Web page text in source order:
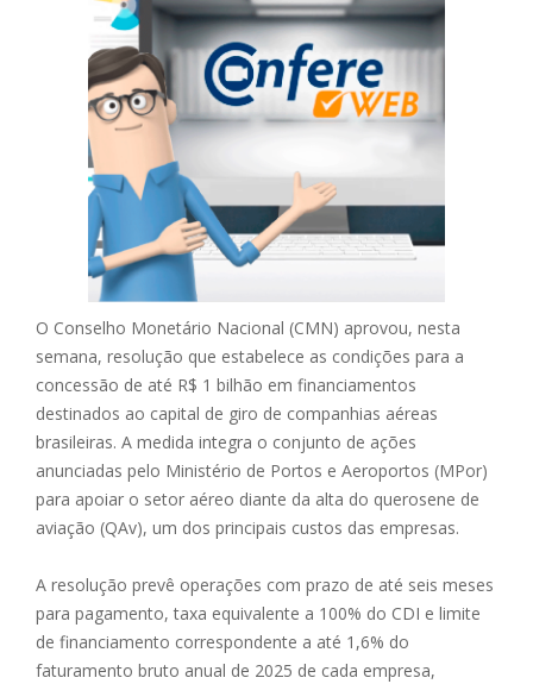
O Conselho Monetário Nacional (CMN) aprovou, nesta
semana, resolução que estabelece as condições para a
concessão de até R$ 1 bilhão em financiamentos
destinados ao capital de giro de companhias aéreas
brasileiras. A medida integra o conjunto de ações
anunciadas pelo Ministério de Portos e Aeroportos (MPor)
para apoiar o setor aéreo diante da alta do querosene de
aviação (QAv), um dos principais custos das empresas.
A resolução prevê operações com prazo de até seis meses
para pagamento, taxa equivalente a 100% do CDI e limite
de financiamento correspondente a até 1,6% do
faturamento bruto anual de 2025 de cada empresa,